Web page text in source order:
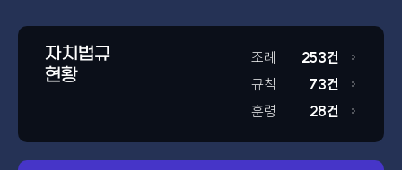
자치법규
현황
조례
253건
규칙
73건
훈령
28건